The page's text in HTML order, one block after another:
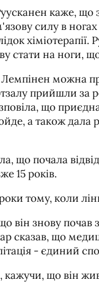
каже, що
силу в ногах
стати на ноги,
можна
прийшли за
що
а також дала
що почала
15 років.
тому, коли
він знову почав
сказав, що
- єдиний
кажучи, що він